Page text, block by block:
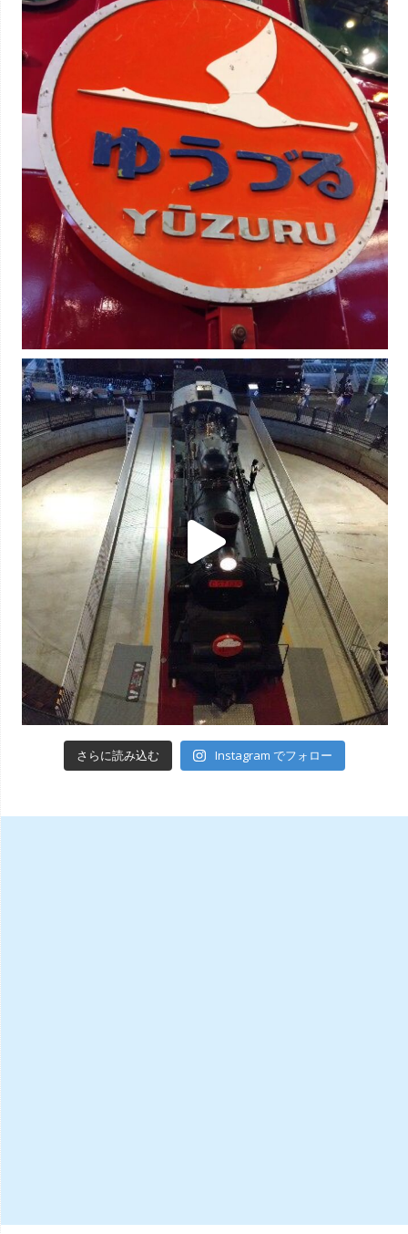
さらに読み込む Instagram でフォロー